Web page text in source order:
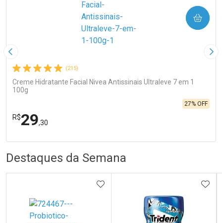
Imagem Anterior
(215)
Creme Hidratante Facial Nivea Antissinais Ultraleve 7 em 1
100g
R$29,30
27% OFF
COMPRAR
Laboratório
Por Menos
Destaques da Semana
ADICIONAR AOS FAVORITOS